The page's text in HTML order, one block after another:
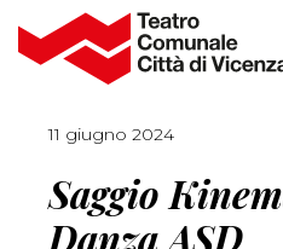
11 giugno 2024
Saggio
Danza ASD